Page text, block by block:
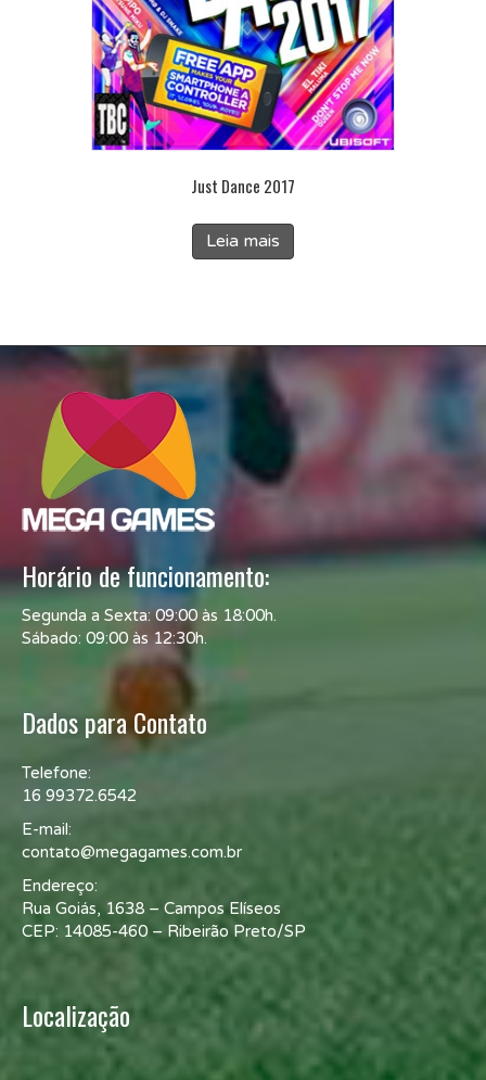
Just Dance 2017
Leia mais
Horário de funcionamento:
Segunda a Sexta: 09:00 às 18:00h.
Sábado: 09:00 às 12:30h.
Dados para Contato
Telefone:
16 99372.6542
E-mail:
contato@megagames.com.br
Endereço:
Rua Goiás, 1638 – Campos Elíseos
CEP: 14085-460 – Ribeirão Preto/SP
Localização